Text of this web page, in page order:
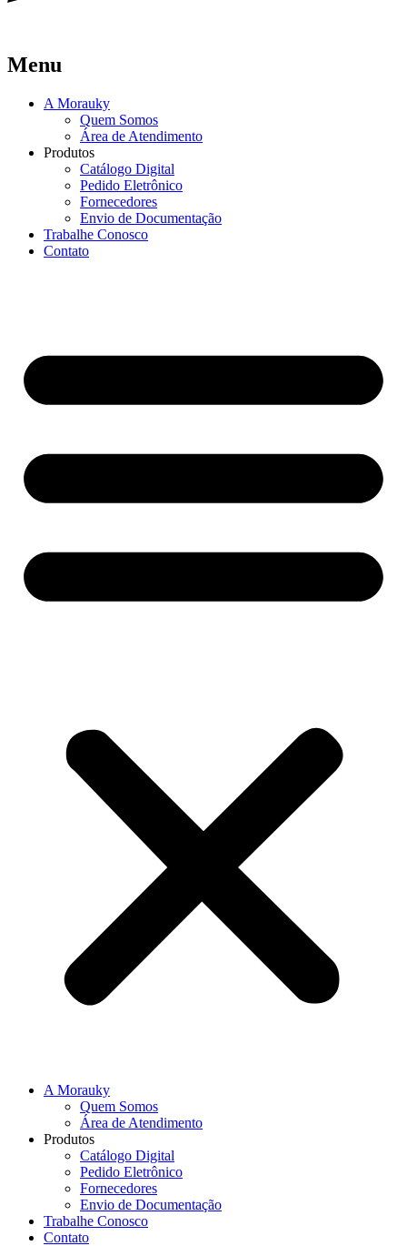
Menu
A Morauky
Quem Somos
Área de Atendimento
Produtos
Catálogo Digital
Pedido Eletrônico
Fornecedores
Envio de Documentação
Trabalhe Conosco
Contato
A Morauky
Quem Somos
Área de Atendimento
Produtos
Catálogo Digital
Pedido Eletrônico
Fornecedores
Envio de Documentação
Trabalhe Conosco
Contato